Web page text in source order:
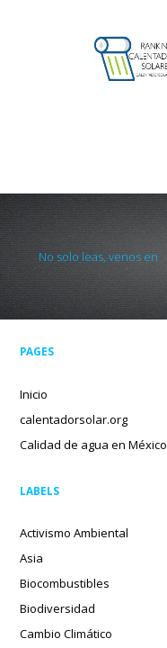
No solo leas, venos en
PAGES
Inicio
calentadorsolar.org
Calidad de agua en México
LABELS
Activismo Ambiental
Asia
Biocombustibles
Biodiversidad
Cambio Climático